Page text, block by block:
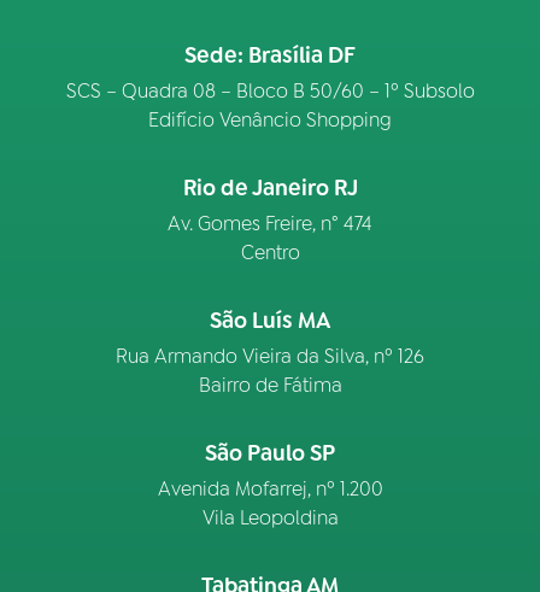
Sede: Brasília DF
SCS – Quadra 08 – Bloco B 50/60 – 1º Subsolo
Edifício Venâncio Shopping
Rio de Janeiro RJ
Av. Gomes Freire, n° 474
Centro
São Luís MA
Rua Armando Vieira da Silva, nº 126
Bairro de Fátima
São Paulo SP
Avenida Mofarrej, nº 1.200
Vila Leopoldina